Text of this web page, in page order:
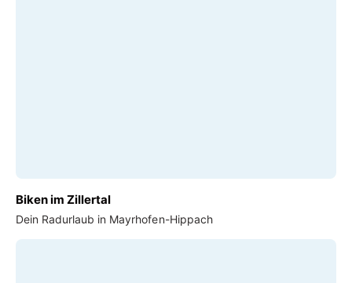
Biken im Zillertal
Dein Radurlaub in Mayrhofen-Hippach